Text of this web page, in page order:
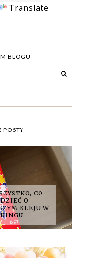
Translate
BLOGU
POSTY
CO
O
KLEJU W